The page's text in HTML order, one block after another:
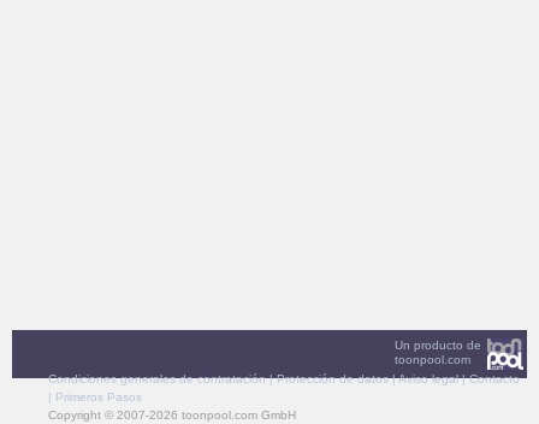
Un producto de
toonpool.com
Condiciones generales de contratación|Protección de datos|Aviso legal|Contacto
| Primeros Pasos
Copyright © 2007-2026 toonpool.com GmbH